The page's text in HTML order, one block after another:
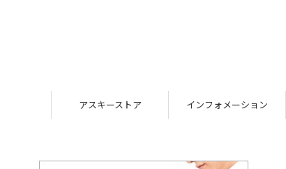
アスキーストア インフォメーション